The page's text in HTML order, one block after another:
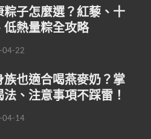
粽子怎麼選？紅藜、十
低熱量粽全攻略
04-22
族也適合喝燕麥奶？掌
法、注意事項不踩雷！
04-14